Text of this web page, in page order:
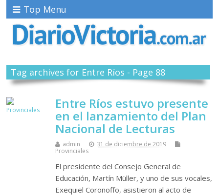
Top Menu
Tag archives for Entre Ríos - Page 88
Entre Ríos estuvo presente
en el lanzamiento del Plan
Nacional de Lecturas
admin
31 de diciembre de 2019
Provinciales
El presidente del Consejo General de
Educación, Martín Müller, y uno de sus vocales,
Exequiel Coronoffo, asistieron al acto de